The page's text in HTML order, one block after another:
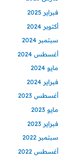
فبراير 2025
أكتوبر 2024
سبتمبر 2024
أغسطس 2024
مايو 2024
فبراير 2024
أغسطس 2023
مايو 2023
فبراير 2023
سبتمبر 2022
أغسطس 2022